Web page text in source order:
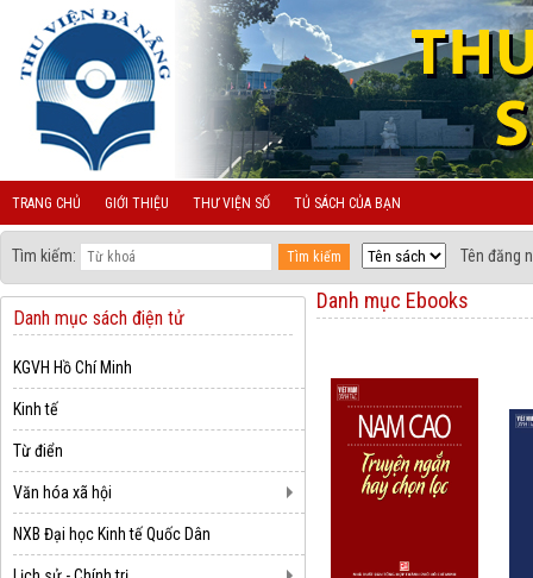
TRANG CHỦ GIỚI THIỆU THƯ VIỆN SỐ TỦ SÁCH CỦA BẠN
Tìm kiếm: Tên đăng
Danh mục sách điện tử
KGVH Hồ Chí Minh
Kinh tế
Từ điển
Văn hóa xã hội
NXB Đại học Kinh tế Quốc Dân
Danh mục Ebooks